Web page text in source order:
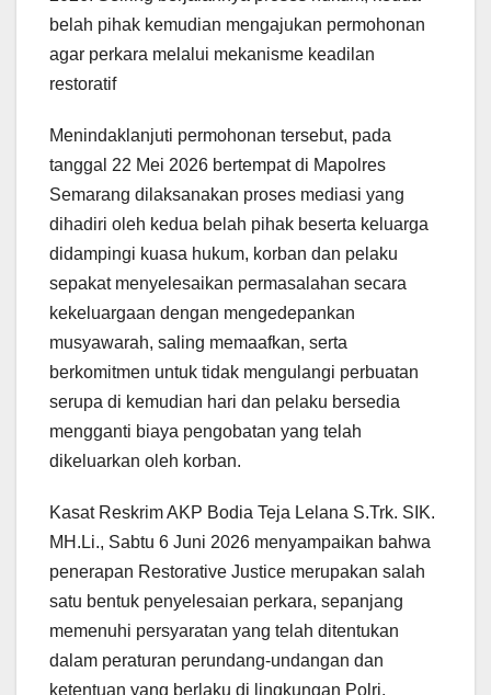
belah pihak kemudian mengajukan permohonan
agar perkara melalui mekanisme keadilan
restoratif
Menindaklanjuti permohonan tersebut, pada
tanggal 22 Mei 2026 bertempat di Mapolres
Semarang dilaksanakan proses mediasi yang
dihadiri oleh kedua belah pihak beserta keluarga
didampingi kuasa hukum, korban dan pelaku
sepakat menyelesaikan permasalahan secara
kekeluargaan dengan mengedepankan
musyawarah, saling memaafkan, serta
berkomitmen untuk tidak mengulangi perbuatan
serupa di kemudian hari dan pelaku bersedia
mengganti biaya pengobatan yang telah
dikeluarkan oleh korban.
Kasat Reskrim AKP Bodia Teja Lelana S.Trk. SIK.
MH.Li., Sabtu 6 Juni 2026 menyampaikan bahwa
penerapan Restorative Justice merupakan salah
satu bentuk penyelesaian perkara, sepanjang
memenuhi persyaratan yang telah ditentukan
dalam peraturan perundang-undangan dan
ketentuan yang berlaku di lingkungan Polri.